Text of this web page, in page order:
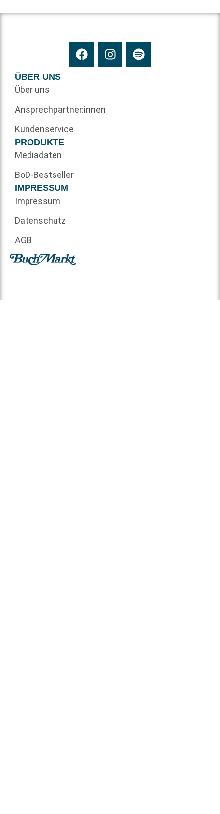
ÜBER UNS
Über uns
Ansprechpartner:innen
Kundenservice
PRODUKTE
Mediadaten
BoD-Bestseller
IMPRESSUM
Impressum
Datenschutz
AGB